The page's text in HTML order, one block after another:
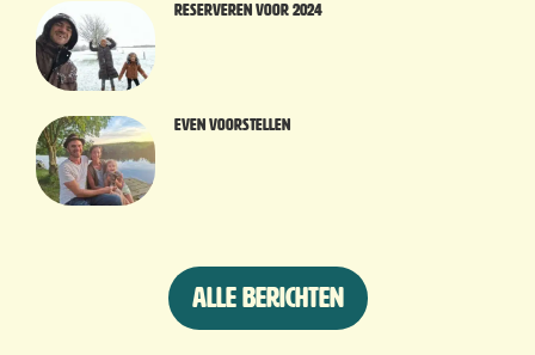
Reserveren voor 2024
Even voorstellen
Alle berichten